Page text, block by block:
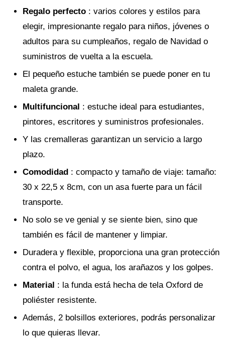
Regalo perfecto : varios colores y estilos para
elegir, impresionante regalo para niños, jóvenes o
adultos para su cumpleaños, regalo de Navidad o
suministros de vuelta a la escuela.
El pequeño estuche también se puede poner en tu
maleta grande.
Multifuncional : estuche ideal para estudiantes,
pintores, escritores y suministros profesionales.
Y las cremalleras garantizan un servicio a largo
plazo.
Comodidad : compacto y tamaño de viaje: tamaño:
30 x 22,5 x 8cm, con un asa fuerte para un fácil
transporte.
No solo se ve genial y se siente bien, sino que
también es fácil de mantener y limpiar.
Duradera y flexible, proporciona una gran protección
contra el polvo, el agua, los arañazos y los golpes.
Material : la funda está hecha de tela Oxford de
poliéster resistente.
Además, 2 bolsillos exteriores, podrás personalizar
lo que quieras llevar.